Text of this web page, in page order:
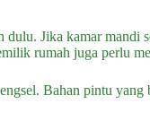
Jika kamar
rumah juga perlu
Bahan pintu